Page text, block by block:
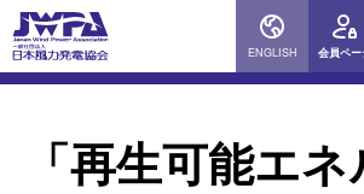
ENGLISH 会員ペー
「再生可能エ